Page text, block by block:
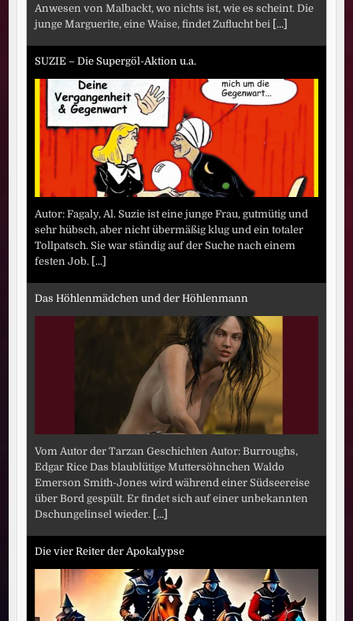
Anwesen von Malbackt, wo nichts ist, wie es scheint. Die
junge Marguerite, eine Waise, findet Zuflucht bei [...]
SUZIE – Die Supergöl-Aktion u.a.
Autor: Fagaly, Al. Suzie ist eine junge Frau, gutmütig und
sehr hübsch, aber nicht übermäßig klug und ein totaler
Tollpatsch. Sie war ständig auf der Suche nach einem
festen Job. [...]
Das Höhlenmädchen und der Höhlenmann
Vom Autor der Tarzan Geschichten Autor: Burroughs,
Edgar Rice Das blaublütige Muttersöhnchen Waldo
Emerson Smith-Jones wird während einer Südseereise
über Bord gespült. Er findet sich auf einer unbekannten
Dschungelinsel wieder. [...]
Die vier Reiter der Apokalypse